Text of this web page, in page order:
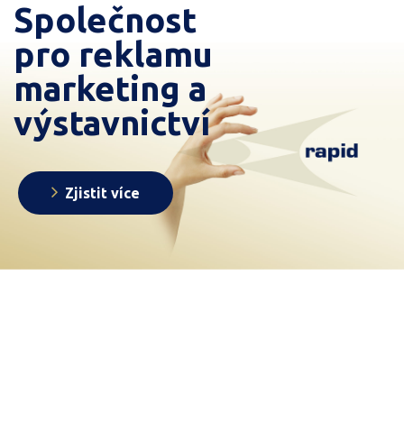
Společnost
pro reklamu
marketing a
výstavnictví
Zjistit více